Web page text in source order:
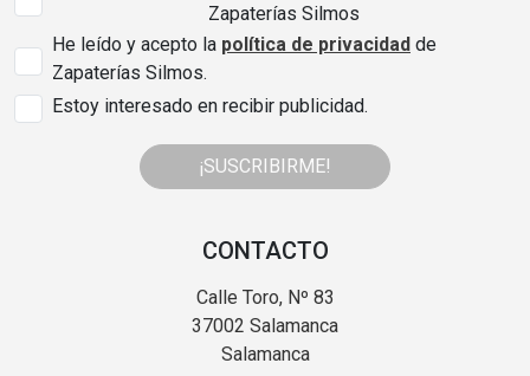
Zapaterías Silmos
He leído y acepto la política de privacidad de
Zapaterías Silmos.
Estoy interesado en recibir publicidad.
¡SUSCRIBIRME!
CONTACTO
Calle Toro, Nº 83
37002 Salamanca
Salamanca